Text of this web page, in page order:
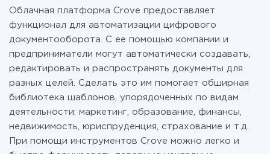
отарифах.
Облачная платформа Crove предоставляет
функционал для автоматизации цифрового
документооборота. С ее помощью компании и
предприниматели могут автоматически создавать,
редактировать и распространять документы для
разных целей. Сделать это им помогает обширная
библиотека шаблонов, упорядоченных по видам
деятельности: маркетинг, образование, финансы,
недвижимость, юриспруденция, страхование и т.д.
При помощи инструментов Crove можно легко и